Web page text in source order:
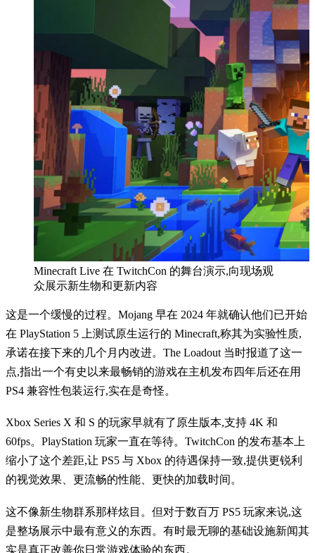
Minecraft Live 在 TwitchCon 的舞台演示,向现场观
众展示新生物和更新内容
这是一个缓慢的过程。Mojang 早在 2024 年就确认他们已开始
在 PlayStation 5 上测试原生运行的 Minecraft,称其为实验性质,
承诺在接下来的几个月内改进。The Loadout 当时报道了这一
点,指出一个有史以来最畅销的游戏在主机发布四年后还在用
PS4 兼容性包装运行,实在是奇怪。
Xbox Series X 和 S 的玩家早就有了原生版本,支持 4K 和
60fps。PlayStation 玩家一直在等待。TwitchCon 的发布基本上
缩小了这个差距,让 PS5 与 Xbox 的待遇保持一致,提供更锐利
的视觉效果、更流畅的性能、更快的加载时间。
这不像新生物群系那样炫目。但对于数百万 PS5 玩家来说,这
是整场展示中最有意义的东西。有时最无聊的基础设施新闻其
实是真正改善你日常游戏体验的东西。